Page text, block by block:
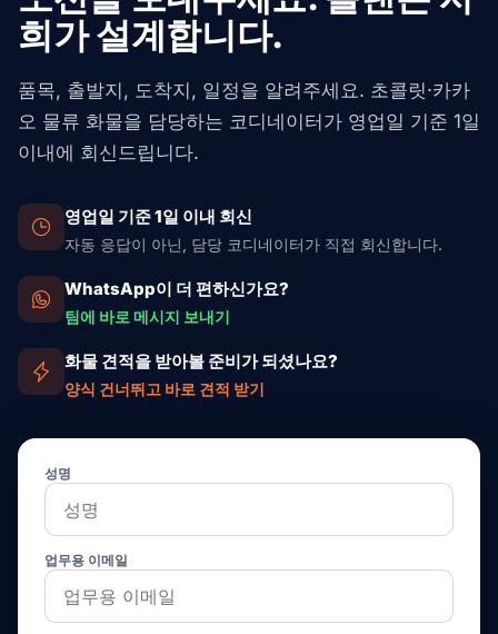
희가 설계합니다.
품목, 출발지, 도착지, 일정을 알려주세요. 초콜릿·카카
오 물류 화물을 담당하는 코디네이터가 영업일 기준 1일
이내에 회신드립니다.
영업일 기준 1일 이내 회신
자동 응답이 아닌, 담당 코디네이터가 직접 회신합니다.
WhatsApp이 더 편하신가요?
팀에 바로 메시지 보내기
화물 견적을 받아볼 준비가 되셨나요?
양식 건너뛰고 바로 견적 받기
성명
업무용 이메일